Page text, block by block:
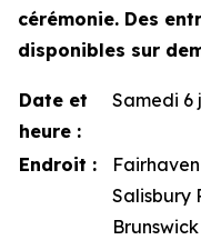
cérémonie. Des
disponibles sur
Date et
heure :
Samedi 6
Endroit :
Salisbury
Brunswick